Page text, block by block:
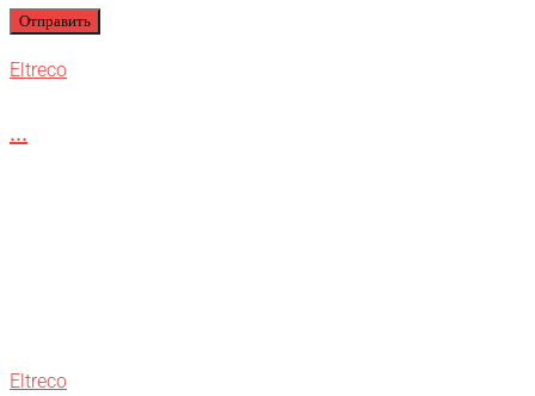
Eltreco
...
Eltreco